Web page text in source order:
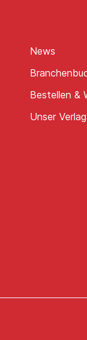
News
Bestellen &
Unser Verlag